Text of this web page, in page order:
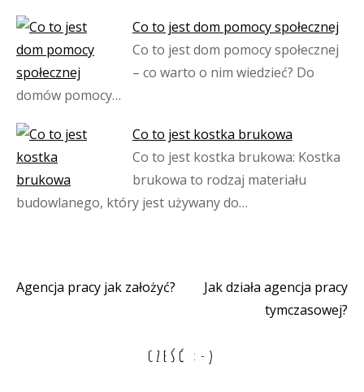
Co to jest dom pomocy społecznej
Co to jest dom pomocy społecznej
– co warto o nim wiedzieć? Do
domów pomocy…
Co to jest kostka brukowa
Co to jest kostka brukowa: Kostka
brukowa to rodzaj materiału
budowlanego, który jest używany do…
Nawigacja
Agencja pracy jak założyć?
Jak działa agencja pracy
tymczasowej?
CZEŚĆ :-)